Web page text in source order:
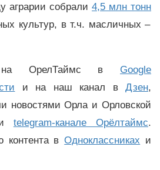
аграрии собрали 4,5 млн тонн
культур, в т.ч. масличных –
на ОрелТаймс в Google
и на наш канал вДзен,
новостями Орла и Орловской
telegram-канале Орёлтаймс.
контента вОдноклассниках и